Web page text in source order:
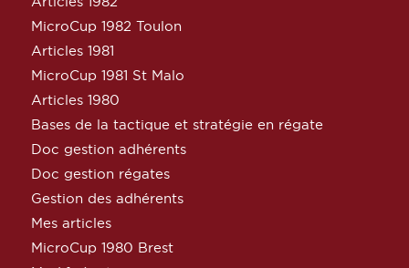
MicroCup 1982 Toulon
Articles 1981
MicroCup 1981 St Malo
Articles 1980
Bases de la tactique et stratégie en régate
Doc gestion adhérents
Doc gestion régates
Gestion des adhérents
Mes articles
MicroCup 1980 Brest